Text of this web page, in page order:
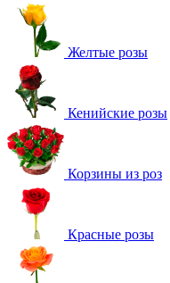
Желтые розы
Кенийские розы
Корзины из роз
Красные розы